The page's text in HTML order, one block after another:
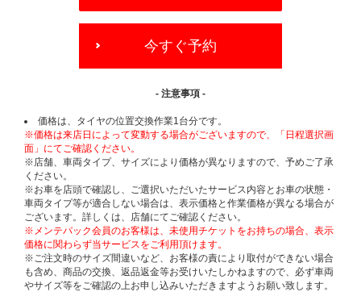
OPTIONS
今すぐ予約
- 注意事項 -
価格は、タイヤの位置交換作業1台分です。
※価格は来店日によって変動する場合がございますので、「日程選択画
面」にてご確認ください。
※店舗、車両タイプ、サイズにより価格が異なりますので、予めご了承
ください。
※お車を店頭で確認し、ご選択いただいたサービス内容とお車の状態・
車両タイプ等が適合しない場合は、表示価格と作業価格が異なる場合が
ございます。詳しくは、店舗にてご確認ください。
※メンテパック会員のお客様は、未使用チケットをお持ちの場合、表示
価格に関わらず当サービスをご利用頂けます。
※ご注文時のサイズ間違いなど、お客様の責により取付ができない場合
も含め、商品の交換、返品返金等お受けいたしかねますので、必ず車両
やサイズ等をご確認の上お申し込みいただきますようお願い致します。